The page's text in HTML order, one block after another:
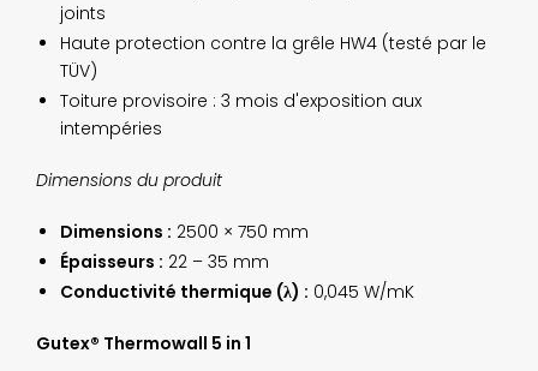
joints
Haute protection contre la grêle HW4 (testé par le
TÜV)
Toiture provisoire : 3 mois d'exposition aux
intempéries
Dimensions du produit
Dimensions : 2500 × 750 mm
Épaisseurs : 22 – 35 mm
Conductivité thermique (λ) : 0,045 W/mK
Gutex® Thermowall 5 in 1